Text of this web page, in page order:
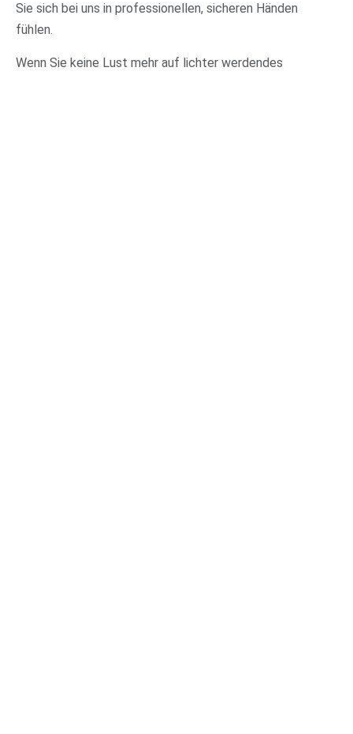
Sie sich bei uns in professionellen, sicheren Händen
fühlen.
Wenn Sie keine Lust mehr auf lichter werdendes